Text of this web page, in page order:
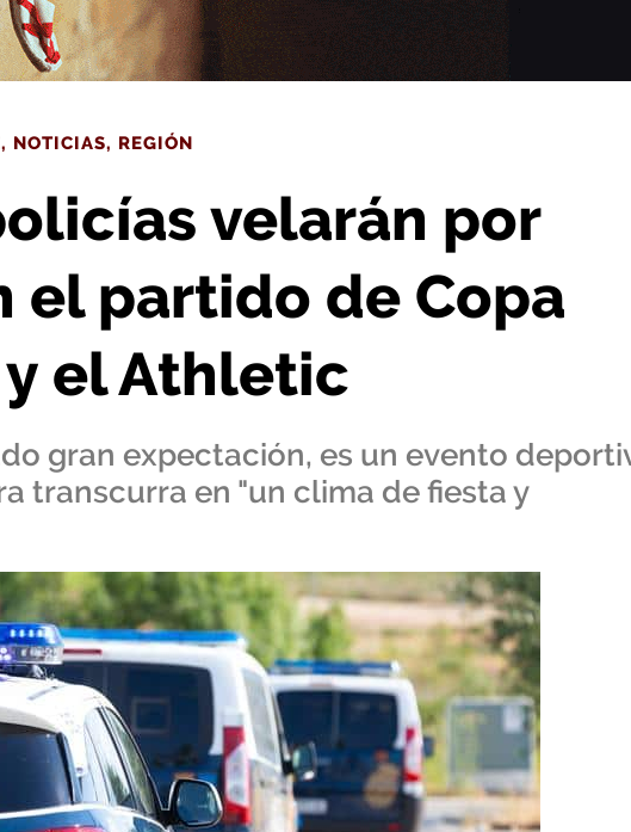
por seguridad en el partido de Copa entre la UDL y el Athletic
, NOTICIAS, REGIÓN
velarán por
el partido de Copa
el Athletic
gran expectación, es un evento
transcurra en "un clima de fiesta y